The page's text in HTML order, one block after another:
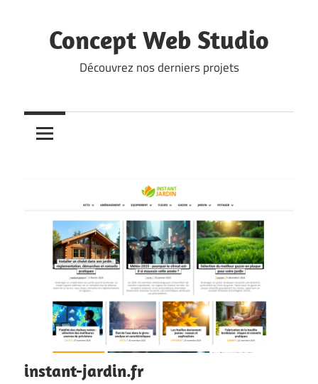
contentConcept Web Studio
Découvrez nos derniers projets
instant-jardin.fr